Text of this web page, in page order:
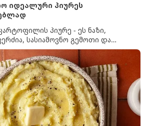
იდეალური პიურეს
პიურე - ეს ნაზი,
სასიამოვნო გემოთი და
ფერით. მისი მომზადება
მაგრამ არსებობს რამდენიმე
უნდა იცოდეთ, რომ
გემრიელი გამოვიდეს.